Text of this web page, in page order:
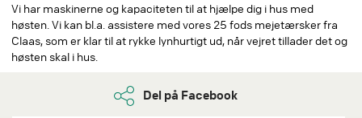
Vi har maskinerne og kapaciteten til at hjælpe dig i hus med
høsten. Vi kan bl.a. assistere med vores 25 fods mejetærsker fra
Claas, som er klar til at rykke lynhurtigt ud, når vejret tillader det og
høsten skal i hus.
Del på Facebook